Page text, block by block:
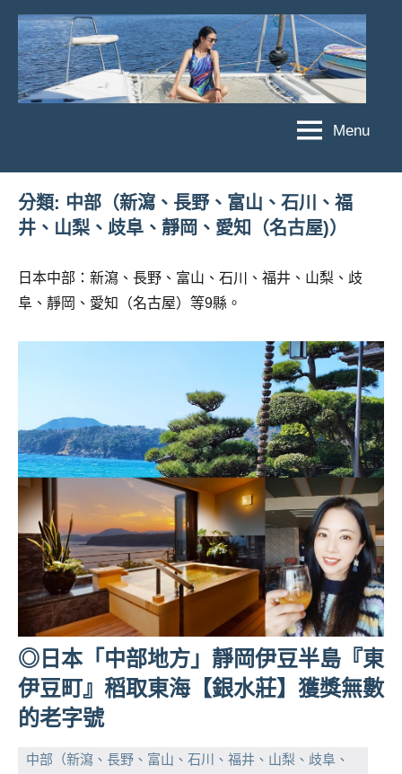
Skip
content
菲
亞
娃
FANG
亞
娃
絲
主
帶
路、
旅
遊
節
目
來
賓、
News
金
探
號
節
目
底、
Menu
分類: 中部（新瀉、長野、富山、石川、福
井、山梨、歧阜、靜岡、愛知（名古屋)）
日本中部：新瀉、長野、富山、石川、福井、山梨、歧
阜、靜岡、愛知（名古屋）等9縣。
◎日本「中部地方」靜岡伊豆半島『東
伊豆町』稻取東海【銀水莊】獲獎無數
的老字號
中部（新瀉、長野、富山、石川、福井、山梨、歧阜、